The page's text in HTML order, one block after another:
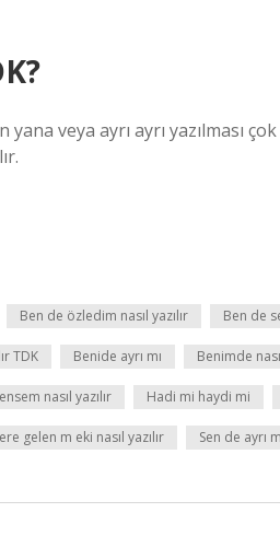
veya ayrı ayrı yazılması
Ben de özledim nasıl yazılır Ben de
TDK Benide ayrı mı Benimde
nasıl yazılır Hadi mi haydi mi
gelen m eki nasıl yazılır Sen de ayrı